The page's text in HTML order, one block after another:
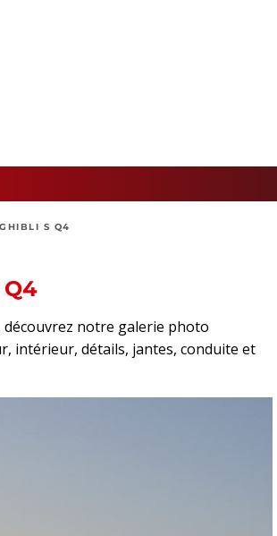
GHIBLI S Q4
Q4
découvrez notre galerie photo
intérieur, détails, jantes, conduite et